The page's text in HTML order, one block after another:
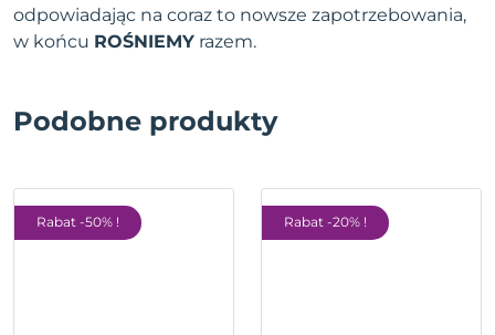
odpowiadając na coraz to nowsze zapotrzebowania,
w końcu ROŚNIEMY razem.
Podobne produkty
Rabat -50% ! Rabat -20% !